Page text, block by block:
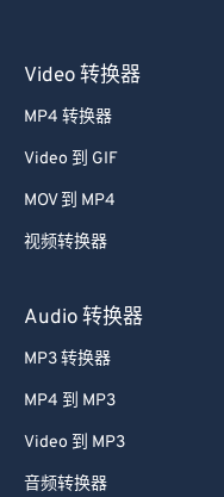
Video 转换器
MP4 转换器
Video 到 GIF
MOV 到 MP4
视频转换器
Audio 转换器
MP3 转换器
MP4 到 MP3
Video 到 MP3
音频转换器